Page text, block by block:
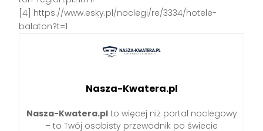
[4] https://www.esky.pl/noclegi/re/3334/hotele-
balaton?t=1
Nasza-Kwatera.pl
Nasza-Kwatera.plto więcej niż portal noclegowy
– to Twój osobisty przewodnik po świecie